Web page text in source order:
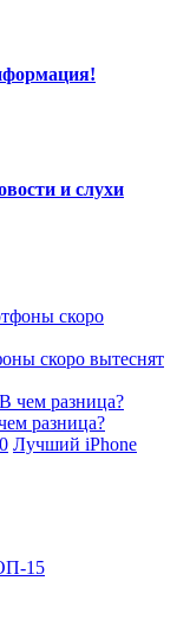
и слухи
скоро вытеснят
разница?
Лучший iPhone